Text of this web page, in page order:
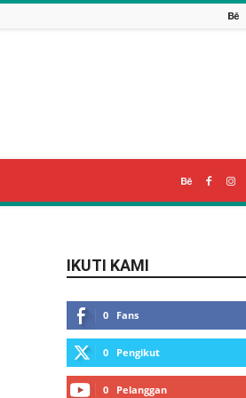
IKUTI KAMI
0 Fans
0 Pengikut
0 Pelanggan